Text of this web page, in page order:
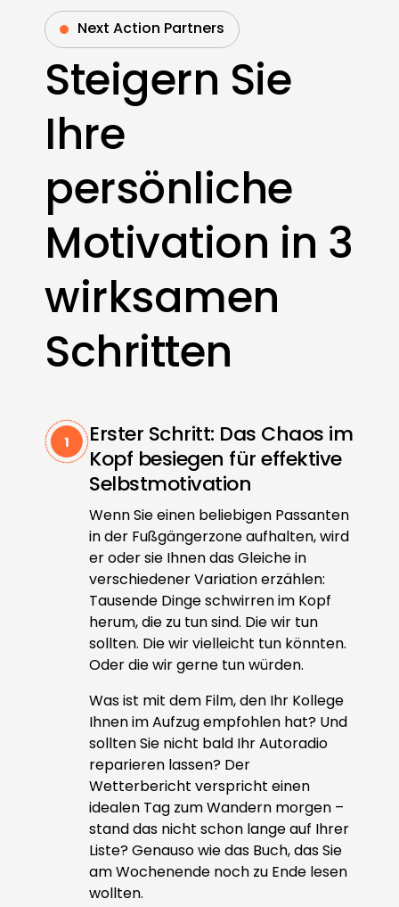
Next Action Partners
Steigern Sie
Ihre
persönliche
Motivation in 3
wirksamen
Schritten
Erster Schritt: Das Chaos im
Kopf besiegen für effektive
Selbstmotivation
Wenn Sie einen beliebigen Passanten
in der Fußgängerzone aufhalten, wird
er oder sie Ihnen das Gleiche in
verschiedener Variation erzählen:
Tausende Dinge schwirren im Kopf
herum, die zu tun sind. Die wir tun
sollten. Die wir vielleicht tun könnten.
Oder die wir gerne tun würden.
Was ist mit dem Film, den Ihr Kollege
Ihnen im Aufzug empfohlen hat? Und
sollten Sie nicht bald Ihr Autoradio
reparieren lassen? Der
Wetterbericht verspricht einen
idealen Tag zum Wandern morgen –
stand das nicht schon lange auf Ihrer
Liste? Genauso wie das Buch, das Sie
am Wochenende noch zu Ende lesen
wollten.